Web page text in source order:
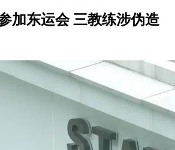
加东运会 三教练涉伪造